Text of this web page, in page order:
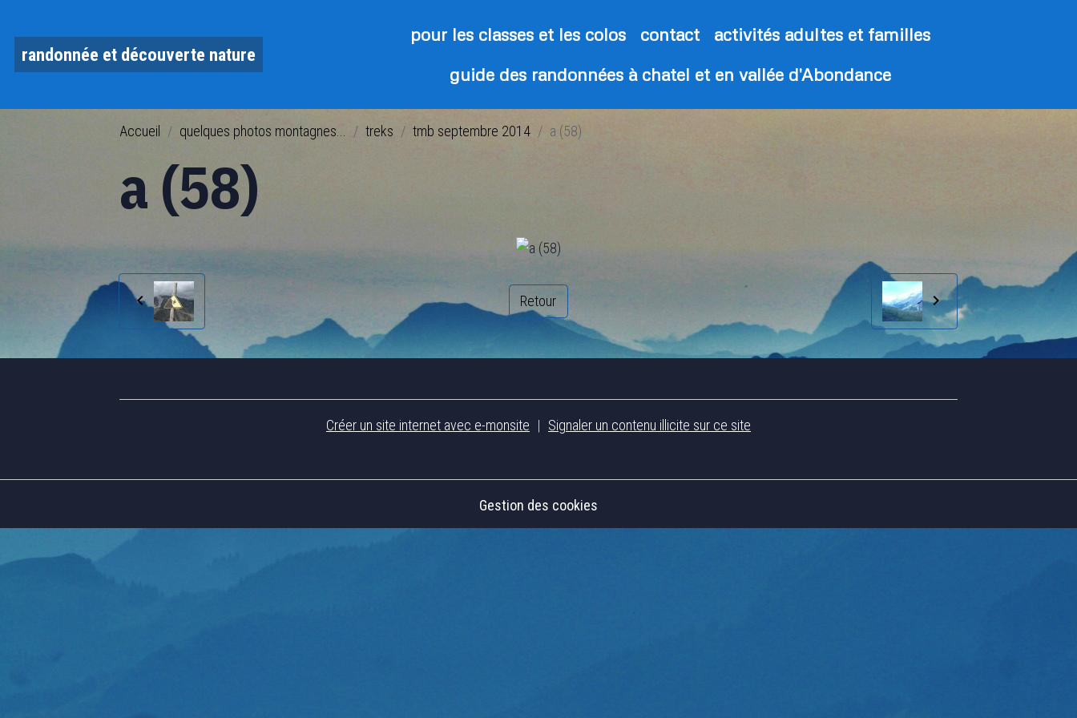
randonnée et découverte nature
pour les classes et les colos contact
activités adultes et familles
guide des randonnées à chatel et en vallée d'Abondance
Accueil quelques photos montagnes... treks tmb septembre 2014 a (58)
a (58)
Retour
Créer un site internet avec e-monsite Signaler un contenu illicite sur ce site
Gestion des cookies